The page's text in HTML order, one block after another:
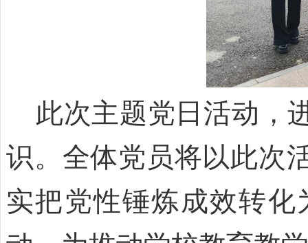
此次主题党日活动，
识。全体党员将以此次
实把党性锤炼成效转